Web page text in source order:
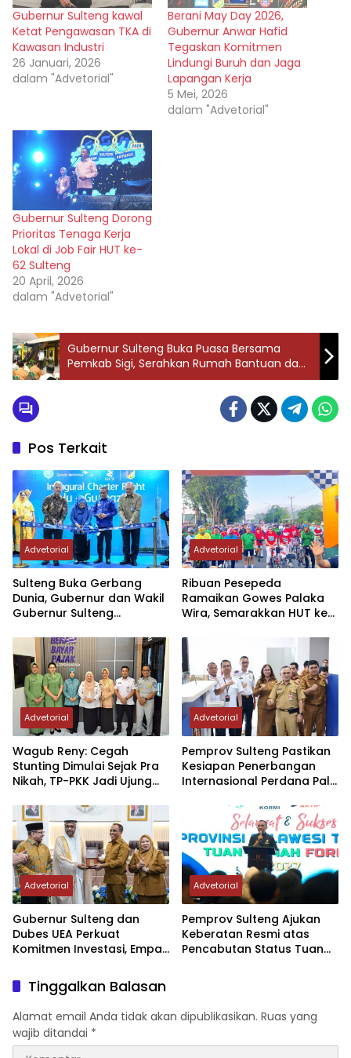
Gubernur Sulteng kawal
Ketat Pengawasan TKA di
Kawasan Industri
26 Januari, 2026
dalam "Advetorial"
Berani May Day 2026,
Gubernur Anwar Hafid
Tegaskan Komitmen
Lindungi Buruh dan Jaga
Lapangan Kerja
5 Mei, 2026
dalam "Advetorial"
Gubernur Sulteng Dorong
Prioritas Tenaga Kerja
Lokal di Job Fair HUT ke-
62 Sulteng
20 April, 2026
dalam "Advetorial"
Gubernur Sulteng Buka Puasa Bersama
Pemkab Sigi, Serahkan Rumah Bantuan dan
Sembako untuk Warga
Pos Terkait
Advetorial
Sulteng Buka Gerbang
Dunia, Gubernur dan Wakil
Gubernur Sulteng
Perdana Internasional
Palu-Guangzhou
Advetorial
Ribuan Pesepeda
Ramaikan Gowes Palaka
Wira, Semarakkan HUT ke-1
Advetorial
Wagub Reny: Cegah
Stunting Dimulai Sejak Pra
Nikah, TP-PKK Jadi Ujung
Advetorial
Pemprov Sulteng Pastikan
Kesiapan Penerbangan
Internasional Perdana Palu
Advetorial
Gubernur Sulteng dan
Dubes UEA Perkuat
Komitmen Investasi, Empat
Advetorial
Pemprov Sulteng Ajukan
Keberatan Resmi atas
Pencabutan Status Tuan
Tinggalkan Balasan
Alamat email Anda tidak akan dipublikasikan. Ruas yang
wajib ditandai *